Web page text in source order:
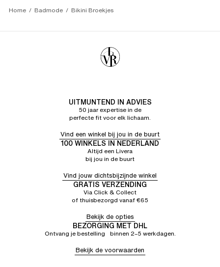
Home Badmode Bikini Broekjes
UITMUNTEND IN ADVIES
50 jaar expertise in de
perfecte fit voor elk lichaam.
Vind een winkel bij jou in de buurt
100 WINKELS IN NEDERLAND
Altijd een Livera
bij jou in de buurt
Vind jouw dichtsbijzijnde winkel
GRATIS VERZENDING
Via Click & Collect
of thuisbezorgd vanaf €65
Bekijk de opties
BEZORGING MET DHL
Ontvang je bestelling binnen 2–5 werkdagen.
Bekijk de voorwaarden